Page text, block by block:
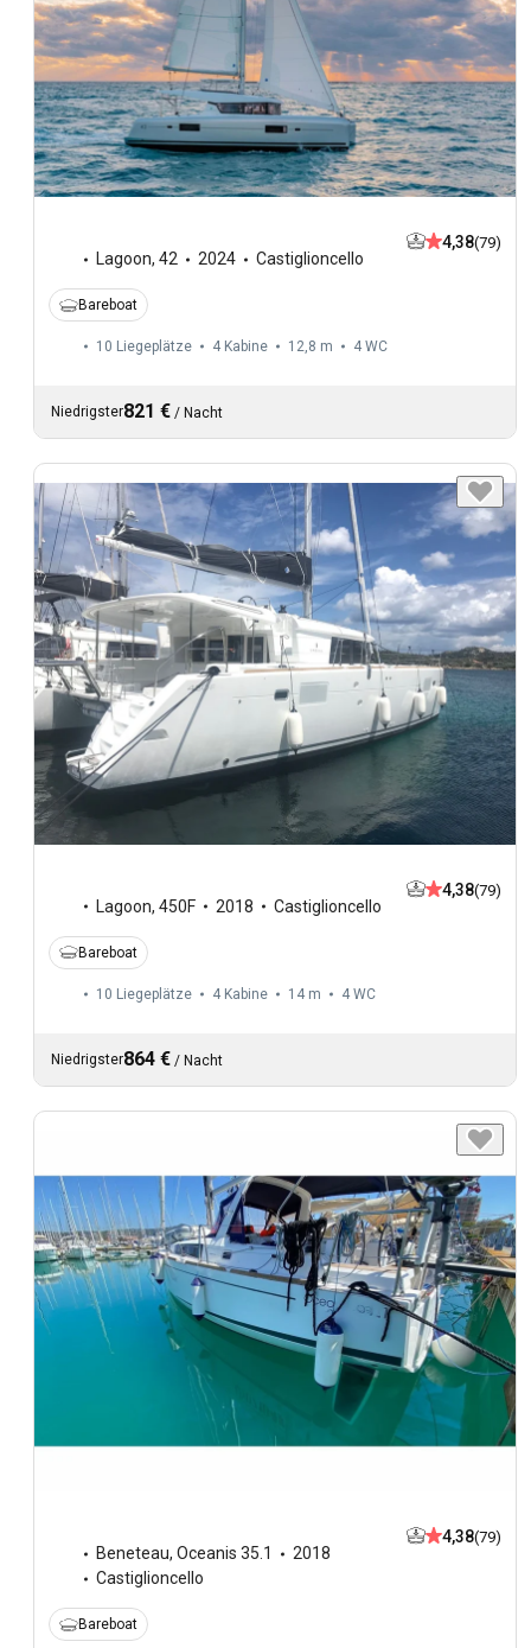
Lagoon, 42 2024 Castiglioncello
4,38(79)
Bareboat
10 Liegeplätze 4 Kabine 12,8 m 4 WC
Niedrigster821 € / Nacht
Lagoon, 450F 2018 Castiglioncello
4,38(79)
Bareboat
10 Liegeplätze 4 Kabine 14 m 4 WC
Niedrigster864 € / Nacht
Beneteau, Oceanis 35.1
2018
Castiglioncello
4,38(79)
Bareboat